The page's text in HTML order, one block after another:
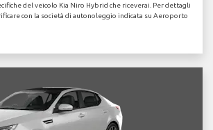
del veicolo Kia Niro Hybrid che riceverai. Per dettagli
con la società di autonoleggio indicata su Aeroporto